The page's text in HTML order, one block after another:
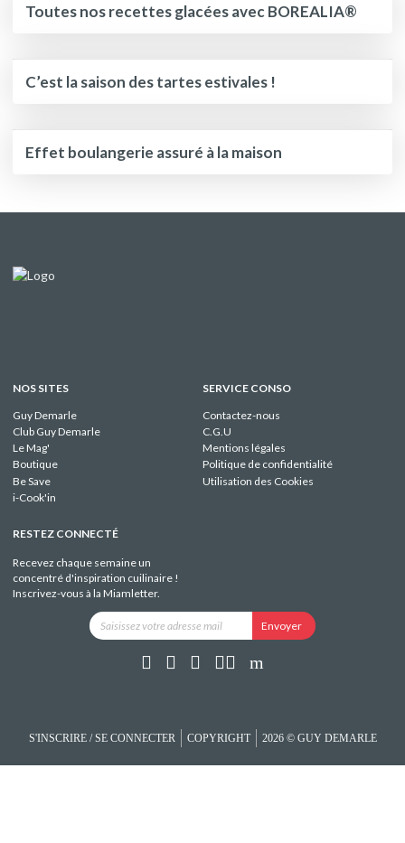
Toutes nos recettes glacées avec BOREALIA®
C’est la saison des tartes estivales !
Effet boulangerie assuré à la maison
NOS SITES
Guy Demarle
Club Guy Demarle
Le Mag'
Boutique
Be Save
i-Cook'in
SERVICE CONSO
Contactez-nous
C.G.U
Mentions légales
Politique de confidentialité
Utilisation des Cookies
RESTEZ CONNECTÉ
Recevez chaque semaine un
concentré d'inspiration cuilinaire !
Inscrivez-vous à la Miamletter.
S'INSCRIRE / SE CONNECTER COPYRIGHT 2026 © GUY DEMARLE